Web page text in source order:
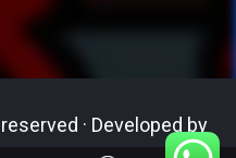
product
has
multiple
variants.
· Developed by